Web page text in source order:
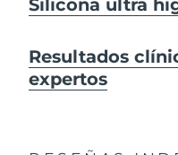
Silicona ultra
Resultados
expertos